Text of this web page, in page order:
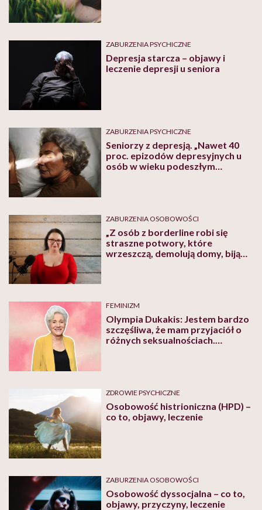
ZABURZENIA PSYCHICZNE
Depresja starcza – objawy i
leczenie depresji u seniora
ZABURZENIA PSYCHICZNE
Seniorzy z depresją. „Nawet 40
proc. epizodów depresyjnych u
osób w wieku podeszłym
ZABURZENIA OSOBOWOŚCI
„Z osób z borderline robi się
straszne potwory, które
wrzeszczą, demolują domy, biją
FEMINIZM
Olympia Dukakis: Jestem bardzo
szczęśliwa, że mam przyjaciół o
różnych seksualnościach.
ZDROWIE PSYCHICZNE
Osobowość histrioniczna (HPD) –
co to, objawy, leczenie
ZABURZENIA OSOBOWOŚCI
Osobowość dyssocjalna – co to,
objawy, przyczyny, leczenie